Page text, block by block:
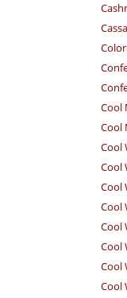
Cool
Cool
Cool
Cool
Cool
Cool
Cool
Cool
Cool
Cool